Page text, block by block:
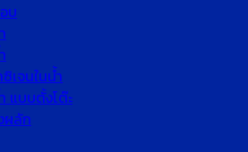
บ
เจนในน้ำ
แบบตั้งโต๊ะ
ผลัก